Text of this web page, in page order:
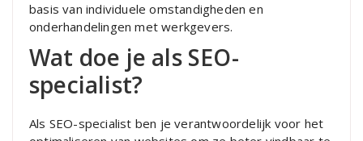
basis van individuele omstandigheden en
onderhandelingen met werkgevers.
Wat doe je als SEO-
specialist?
Als SEO-specialist ben je verantwoordelijk voor het